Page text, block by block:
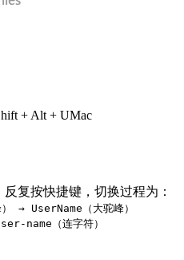
+ Alt + UMac
反复按快捷键，切换过程为：
→ UserName（大驼峰）
name（连字符）